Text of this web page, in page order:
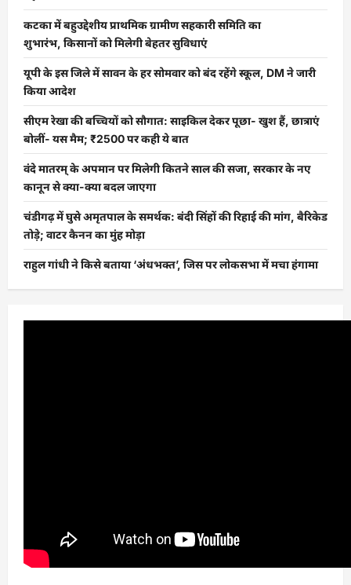
कटका में बहुउद्देशीय प्राथमिक ग्रामीण सहकारी समिति का
शुभारंभ, किसानों को मिलेगी बेहतर सुविधाएं
यूपी के इस जिले में सावन के हर सोमवार को बंद रहेंगे स्कूल, DM ने जारी
किया आदेश
सीएम रेखा की बच्चियों को सौगात: साइकिल देकर पूछा- खुश हैं, छात्राएं
बोलीं- यस मैम; ₹2500 पर कही ये बात
वंदे मातरम् के अपमान पर मिलेगी कितने साल की सजा, सरकार के नए
कानून से क्या-क्या बदल जाएगा
चंडीगढ़ में घुसे अमृतपाल के समर्थक: बंदी सिंहों की रिहाई की मांग, बैरिकेड
तोड़े; वाटर कैनन का मुंह मोड़ा
राहुल गांधी ने किसे बताया ‘अंधभक्त’, जिस पर लोकसभा में मचा हंगामा